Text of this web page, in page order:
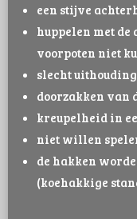
een stijve
huppelen met de
voorpoten niet
slecht
doorzakken van
kreupelheid in
niet willen
de hakken
(koehakkige